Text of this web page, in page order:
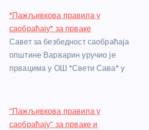
"Пажљивкова правила у
саобраћају" за прваке
Савет за безбедност саобраћаја
општине Варварин уручио је
првацима у ОШ "Свети Сава" у
“Пажљивкова правила у
саобраћају” за прваке и